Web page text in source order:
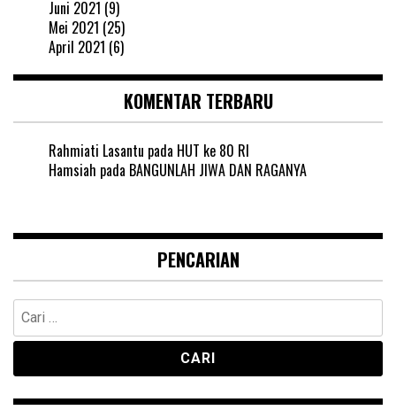
Juni 2021 (9)
Mei 2021 (25)
April 2021 (6)
KOMENTAR TERBARU
Rahmiati Lasantu pada HUT ke 80 RI
Hamsiah pada BANGUNLAH JIWA DAN RAGANYA
PENCARIAN
Cari
untuk: